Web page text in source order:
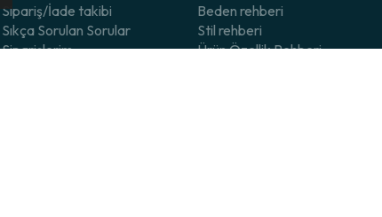
Sipariş/İade takibi
Sıkça Sorulan Sorular
Siparişlerim
Beden rehberi
Stil rehberi
Ürün Özellik Rehberi